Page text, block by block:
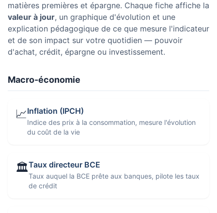
matières premières et épargne. Chaque fiche affiche la
valeur à jour, un graphique d'évolution et une
explication pédagogique de ce que mesure l'indicateur
et de son impact sur votre quotidien — pouvoir
d'achat, crédit, épargne ou investissement.
Macro-économie
📈Inflation (IPCH)
Indice des prix à la consommation, mesure l'évolution
du coût de la vie
🏛️Taux directeur BCE
Taux auquel la BCE prête aux banques, pilote les taux
de crédit